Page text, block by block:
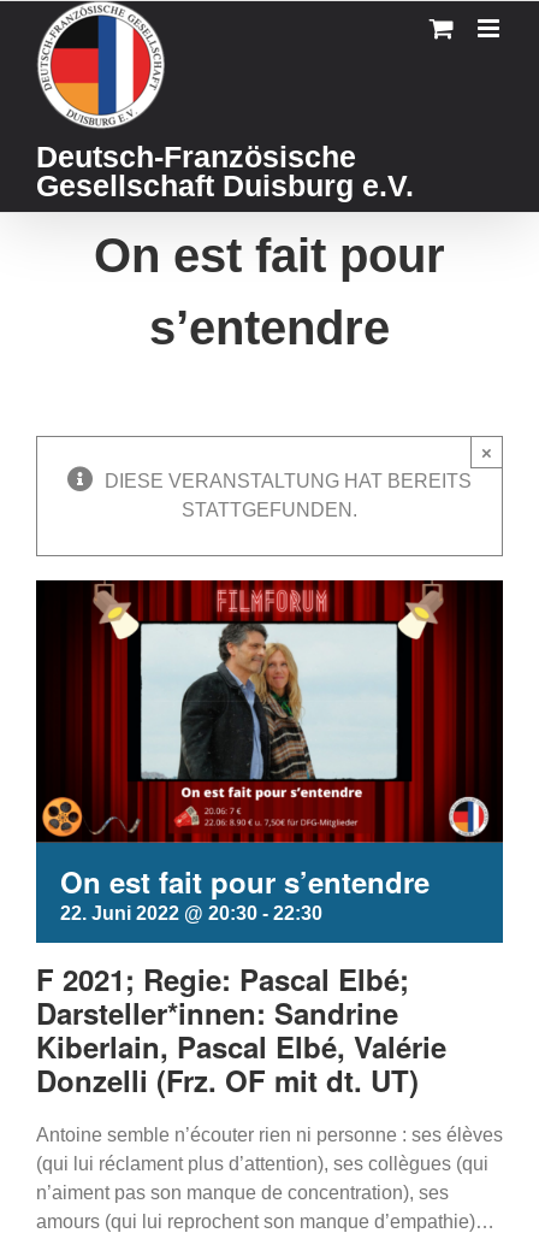
content
Deutsch-Französische
Gesellschaft Duisburg e.V.
On est fait pour
s’entendre
DIESE VERANSTALTUNG HAT BEREITS
STATTGEFUNDEN.
×
On est fait pour s’entendre
22. Juni 2022 @ 20:30 - 22:30
F 2021; Regie: Pascal Elbé;
Darsteller*innen: Sandrine
Kiberlain, Pascal Elbé, Valérie
Donzelli (Frz. OF mit dt. UT)
Antoine semble n’écouter rien ni personne : ses élèves
(qui lui réclament plus d’attention), ses collègues (qui
n’aiment pas son manque de concentration), ses
amours (qui lui reprochent son manque d’empathie)…